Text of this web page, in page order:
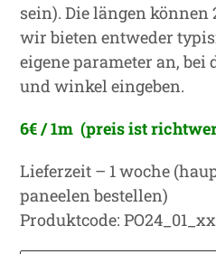
sein). Die längen können
wir bieten entweder
eigene parameter an, bei
und winkel eingeben.
6€ / 1m (preis ist
Lieferzeit – 1 woche
paneelen bestellen)
Produktcode: